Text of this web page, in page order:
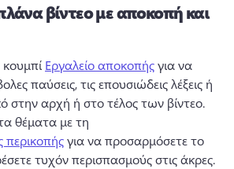
βίντεο με αποκοπή και
Εργαλείο αποκοπής για να
παύσεις, τις επουσιώδεις λέξεις ή
θέματα με τη
περικοπής για να προσαρμόσετε το
τυχόν περισπασμούς στις άκρες.